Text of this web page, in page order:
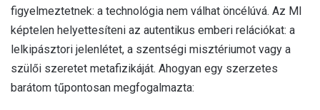
figyelmeztetnek: a technológia nem válhat öncélúvá. Az MI
képtelen helyettesíteni az autentikus emberi relációkat: a
lelkipásztori jelenlétet, a szentségi misztériumot vagy a
szülői szeretet metafizikáját. Ahogyan egy szerzetes
barátom tűpontosan megfogalmazta: